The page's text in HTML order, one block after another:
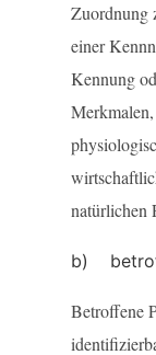
Zuordnung
einer
Kennung
natürlichen
b)
Betroffene